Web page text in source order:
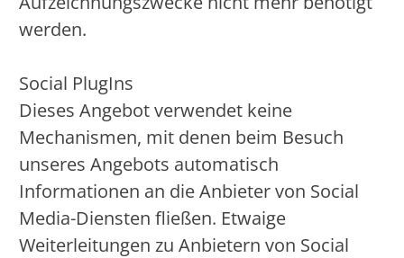
werden.
Social PlugIns
Dieses Angebot verwendet keine
Mechanismen, mit denen beim Besuch
unseres Angebots automatisch
Informationen an die Anbieter von Social
Media-Diensten fließen. Etwaige
Weiterleitungen zu Anbietern von Social